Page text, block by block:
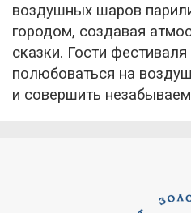
воздушных шаров
городом, создавая
сказки. Гости
полюбоваться на
и совершить